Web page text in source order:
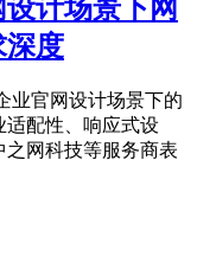
计场景下网
深度
业官网设计场景下的
适配性、响应式设
网科技等服务商表